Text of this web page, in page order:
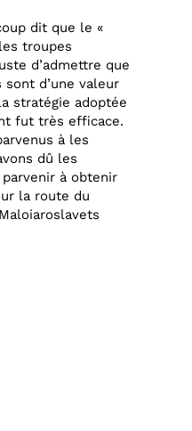
dit que le «
troupes
d’admettre que
d’une valeur
stratégie adoptée
fut très efficace.
à les
dû les
à obtenir
la route du